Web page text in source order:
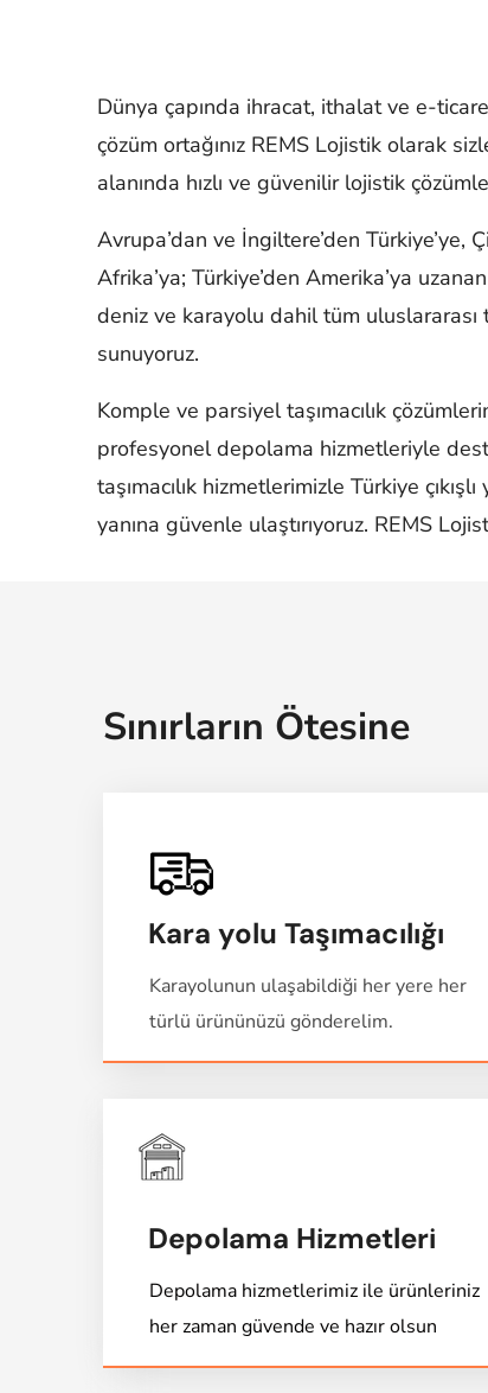
Dünya çapında ihracat, ithalat ve e-
çözüm ortağınız REMS Lojistik olarak
alanında hızlı ve güvenilir lojistik
Avrupa’dan ve İngiltere’den Türkiye’ye,
Afrika’ya; Türkiye’den Amerika’ya
deniz ve karayolu dahil tüm uluslararası
sunuyoruz.
Komple ve parsiyel taşımacılık
profesyonel depolama hizmetleriyle
taşımacılık hizmetlerimizle Türkiye
yanına güvenle ulaştırıyoruz. REMS
Sınırların Ötesine
Kara yolu Taşımacılığı
Karayolunun ulaşabildiği her yere her
türlü ürününüzü gönderelim.
Depolama Hizmetleri
Depolama hizmetlerimiz ile ürünleriniz
her zaman güvende ve hazır olsun